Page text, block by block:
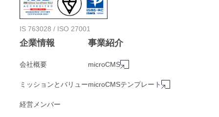
IS 763028 / ISO 27001
企業情報
会社概要
ミッションとバリュー
経営メンバー
事業紹介
microCMS
microCMSテンプレート